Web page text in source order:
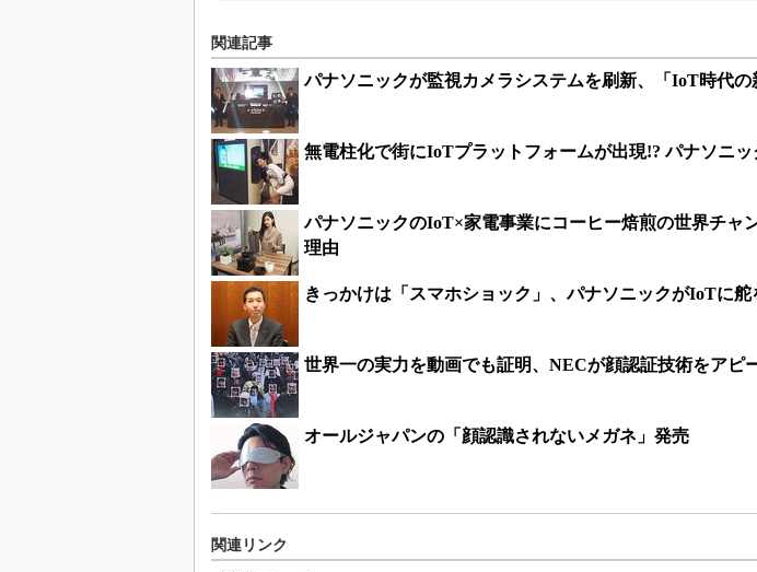
関連記事
パナソニックが監視カメラシステムを刷新、「IoT時代の
無電柱化で街にIoTプラットフォームが出現!? パナソニ
パナソニックのIoT×家電事業にコーヒー焙煎の世界チャ
理由
きっかけは「スマホショック」、パナソニックがIoTに舵
世界一の実力を動画でも証明、NECが顔認証技術をアピ
オールジャパンの「顔認識されないメガネ」発売
関連リンク